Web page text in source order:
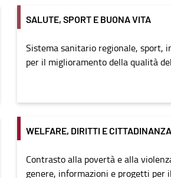
SALUTE, SPORT E BUONA VITA
Sistema sanitario regionale, sport,
per il miglioramento della qualità
WELFARE, DIRITTI E CITTADINANZA
Contrasto alla povertà e alla
genere, informazioni e progetti per